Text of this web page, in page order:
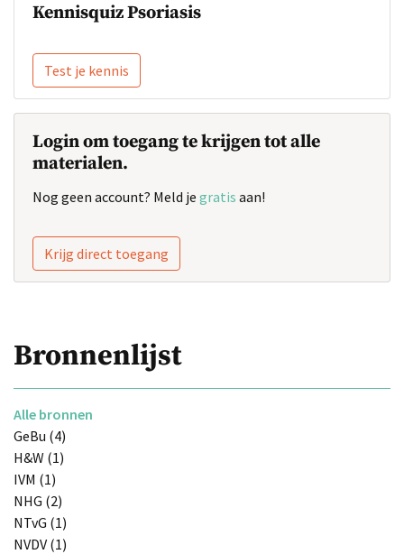
Kennisquiz Psoriasis
Test je kennis
Login om toegang te krijgen tot alle
materialen.
Nog geen account? Meld je gratis aan!
Krijg direct toegang
Bronnenlijst
Alle bronnen
GeBu (4)
H&W (1)
IVM (1)
NHG (2)
NTvG (1)
NVDV (1)